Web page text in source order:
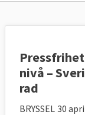
nivå –
rad
BRYSSEL 30